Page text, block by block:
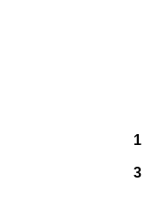
1
3